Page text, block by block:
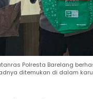
Polresta Barelang
ditemukan di dalam